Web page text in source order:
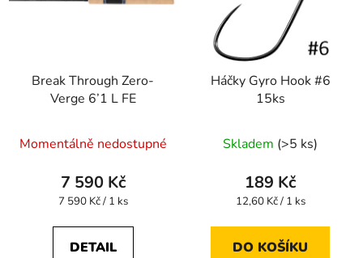
Break Through Zero-
Verge 6’1 L FE
hodnocení
produktu
je
z
Momentálně nedostupné
7 590 Kč
Měrná
7 590 Kč / 1 ks
DETAIL
Háčky Gyro Hook #6
15ks
Skladem (>5 ks)
189 Kč
Měrná
12,60 Kč / 1 ks
DO KOŠÍKU